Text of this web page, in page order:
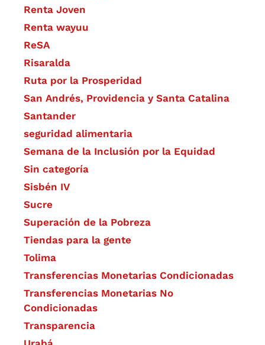
Renta Joven
Renta wayuu
ReSA
Risaralda
Ruta por la Prosperidad
San Andrés, Providencia y Santa Catalina
Santander
seguridad alimentaria
Semana de la Inclusión por la Equidad
Sin categoría
Sisbén IV
Sucre
Superación de la Pobreza
Tiendas para la gente
Tolima
Transferencias Monetarias Condicionadas
Transferencias Monetarias No
Condicionadas
Transparencia